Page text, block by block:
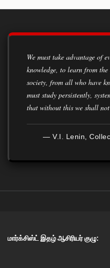
We must take advantage of every opportunity to acquire
knowledge, to learn from
society, from all who have
must study persistently,
that without this we shall
— V.I. Lenin,
மார்க்சிஸ்ட் இதழ் ஆசிரியர் குழு: